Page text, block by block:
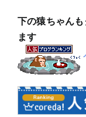
下の猿ちゃん
ます